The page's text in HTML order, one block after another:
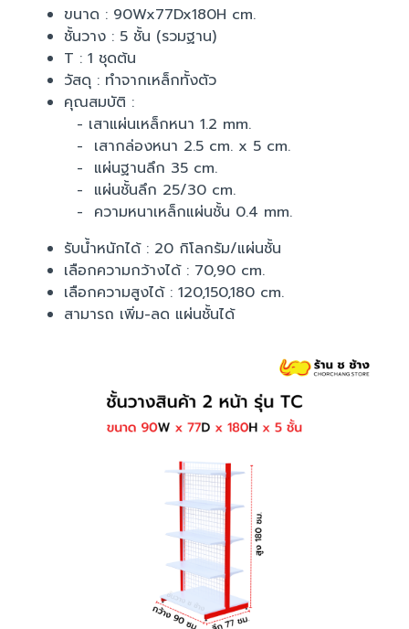
ขนาด : 90Wx77Dx180H cm.
ชั้นวาง : 5 ชั้น (รวมฐาน)
T : 1 ชุดต้น
วัสดุ : ทำจากเหล็กทั้งตัว
คุณสมบัติ :
- เสาแผ่นเหล็กหนา 1.2 mm.
- เสากล่องหนา 2.5 cm. x 5 cm.
- แผ่นฐานลึก 35 cm.
- แผ่นชั้นลึก 25/30 cm.
- ความหนาเหล็กแผ่นชั้น 0.4 mm.
รับน้ำหนักได้ : 20 กิโลกรัม/แผ่นชั้น
เลือกความกว้างได้ : 70,90 cm.
เลือกความสูงได้ : 120,150,180 cm.
สามารถ เพิ่ม-ลด แผ่นชั้นได้